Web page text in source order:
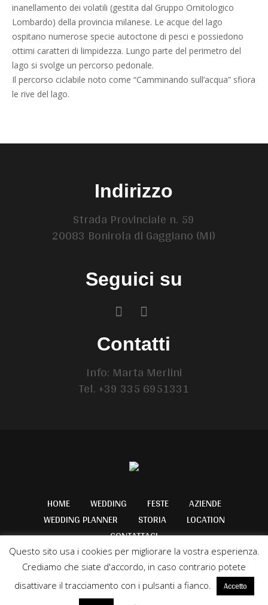
inanellamento dei volatili (gestita dal Gruppo Ornitologico
Lombardo) della provincia milanese. Le acque del lago
ospitano numerose specie autoctone di pesci e possiedono
ottimi caratteri di limpidezza. Lungo parte del perimetro del
lago si svolge un percorso pedonale.
Il percorso ciclabile noto come “Camminando sull’acqua” sfiora
le rive del lago.
Indirizzo
Strada Provinciale n. 59
20083 Bonirola di Gaggiano (MI)
Seguici su
Contatti
Info: Marta Merlini
Tel. +39 335 6951331
HOME WEDDING FESTE
AZIENDE
WEDDING PLANNER
STORIA
LOCATION
CONTATTACI
© 2018 Cascina Boscaccio - Designed by www.dilloalweb.it
Questo sito usa i cookies per migliorare la vostra esperienza.
Crediamo che siate d'accordo, in caso contrario potete
disattivare il tracciamento con i pulsanti a fianco.
Accetto